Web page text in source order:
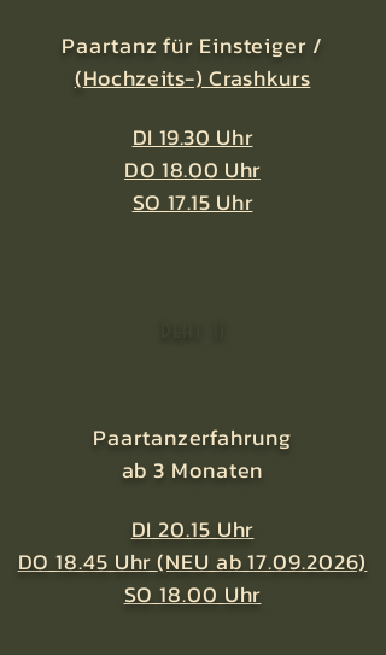
Paartanz für Einsteiger /
(Hochzeits-) Crashkurs
DI 19.30 Uhr
DO 18.00 Uhr
SO 17.15 Uhr
Paartanzerfahrung
ab 3 Monaten
DI 20.15 Uhr
DO 18.45 Uhr(NEU ab 17.09.2026)
SO 18.00 Uhr